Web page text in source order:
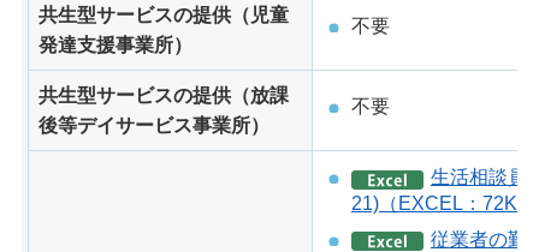
共生型サービスの提供（児童
発達支援事業所）
不要
共生型サービスの提供（放課
後等デイサービス事業所）
不要
生活相談員
21)（EXCEL：72KB
従業者の勤